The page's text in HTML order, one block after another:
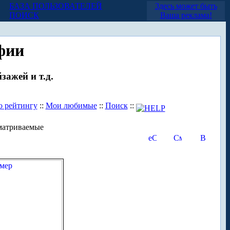
БАЗА ПОЛЬЗОВАТЕЛЕЙ
ПОИСК
Здесь может быть
Ваша реклама!
и т.д.
рейтингу:: Мои любимые:: Поиск::